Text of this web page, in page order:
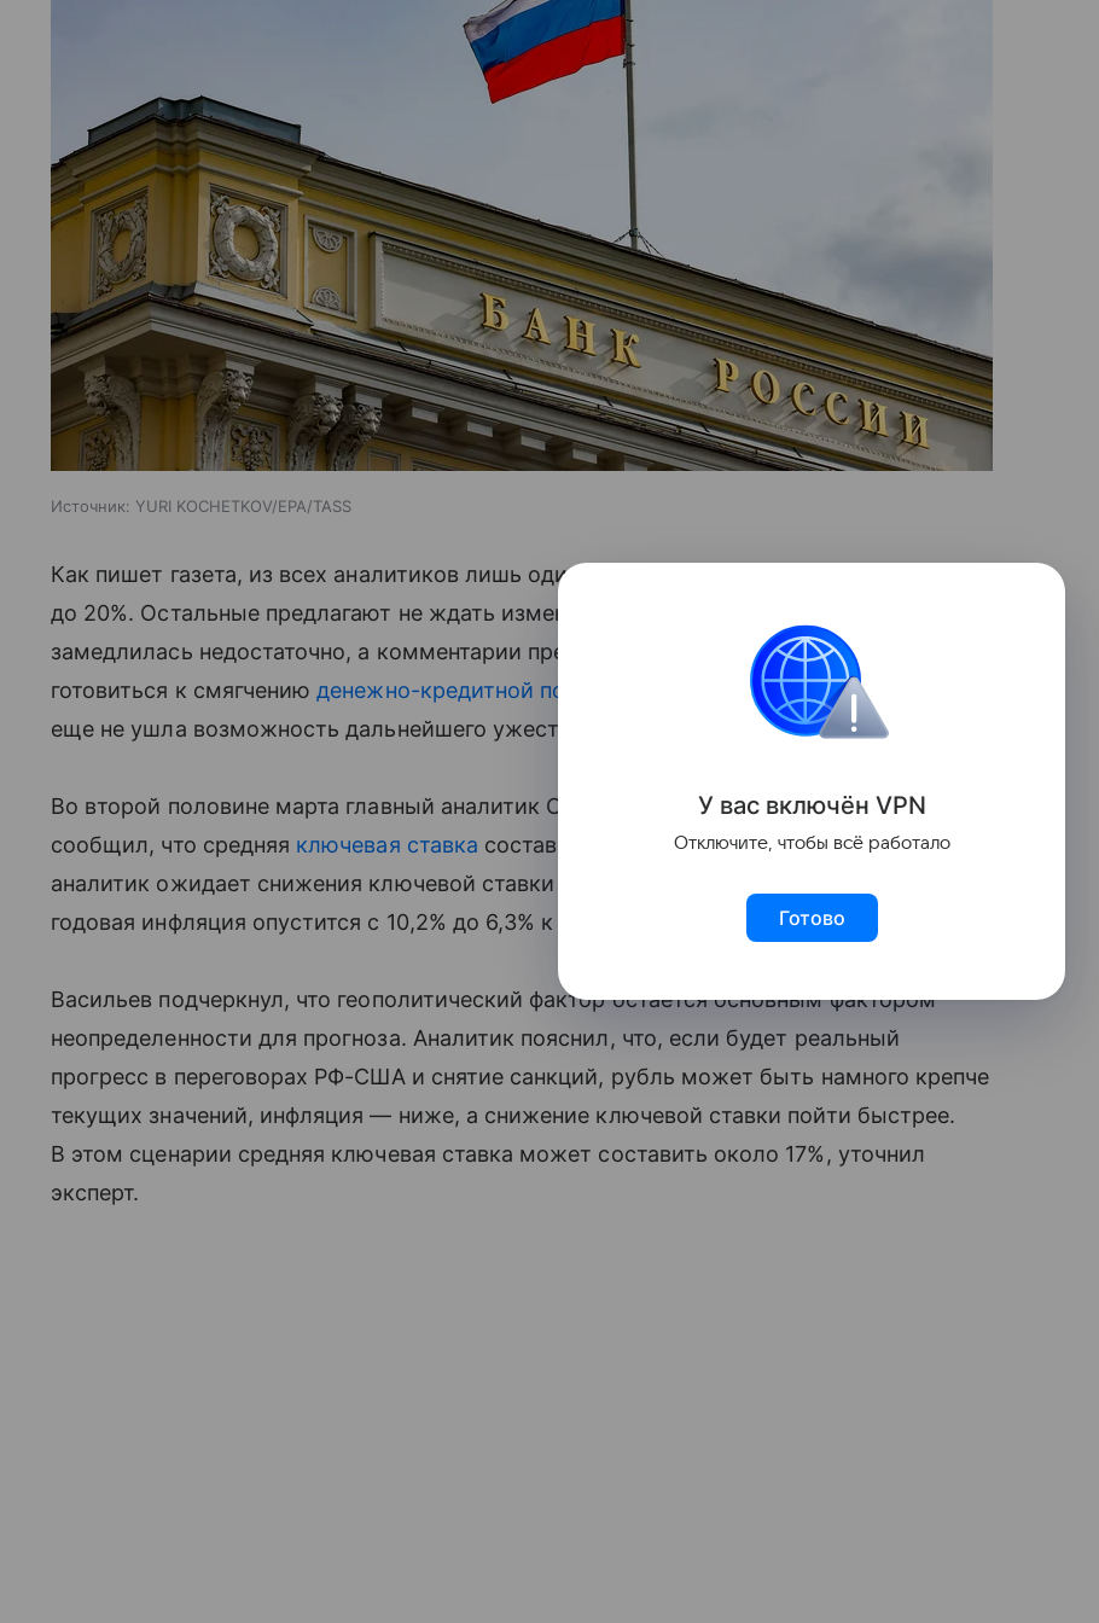
Источник: YURI KOCHETKOV/EPA/TASS
Как пишет газета, из всех аналитиков лишь один допустил, что ставку могут снизить
до 20%. Остальные предлагают не ждать изменения ставки, указывая, что
замедлилась недостаточно, а комментарии представителей регулятора не позволяют
готовиться к смягчениюденежно-кредитной политики
(ДКП). Напротив, из риторики
еще не ушла возможность дальнейшего ужесточения, пишет издание.
Во второй половине марта главный аналитик Совкомбанка Михаил Васильев
сообщил, что средняя ключевая ставка составит 18,4% в 2025 году. К концу 2025 года
аналитик ожидает снижения ключевой ставки до 14%. По его оценке эксперта,
годовая инфляция опустится с 10,2% до 6,3% к концу года.
Васильев подчеркнул, что геополитический фактор остается основным фактором
неопределенности для прогноза. Аналитик пояснил, что, если будет реальный
прогресс в переговорах РФ-США и снятие санкций, рубль может быть намного крепче
текущих значений, инфляция — ниже, а снижение ключевой ставки пойти быстрее.
В этом сценарии средняя ключевая ставка может составить около 17%, уточнил
эксперт.
У вас включён VPN
Отключите, чтобы всё работало
Готово